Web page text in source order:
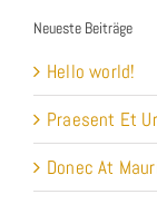
Praesent Et
Donec At
Class Aptent